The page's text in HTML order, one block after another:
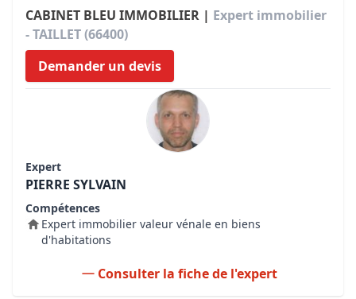
CABINET BLEU IMMOBILIER | Expert immobilier
- TAILLET (66400)
Demander un devis
Expert
PIERRE SYLVAIN
Compétences
Expert immobilier valeur vénale en biens
d'habitations
Consulter la fiche de l'expert